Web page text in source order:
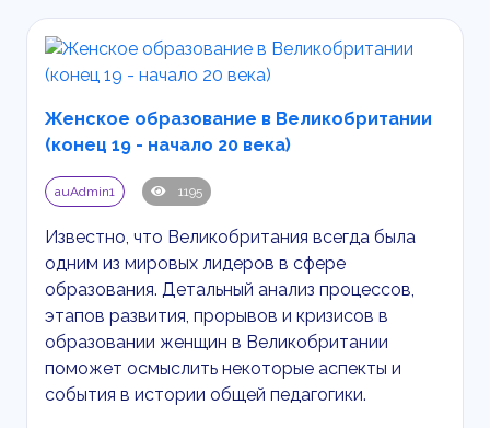
Женское образование в Великобритании
(конец 19 - начало 20 века)
auAdmin1 1195
Известно, что Великобритания всегда была
одним из мировых лидеров в сфере
образования. Детальный анализ процессов,
этапов развития, прорывов и кризисов в
образовании женщин в Великобритании
поможет осмыслить некоторые аспекты и
события в истории общей педагогики.